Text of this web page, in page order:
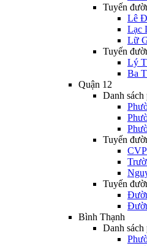
Tuyến
Lê
Lạc
Lữ
Tuyến
Lý
Ba
Quận 12
Danh
Tuyến
Tuyến
Bình Thạnh
Danh